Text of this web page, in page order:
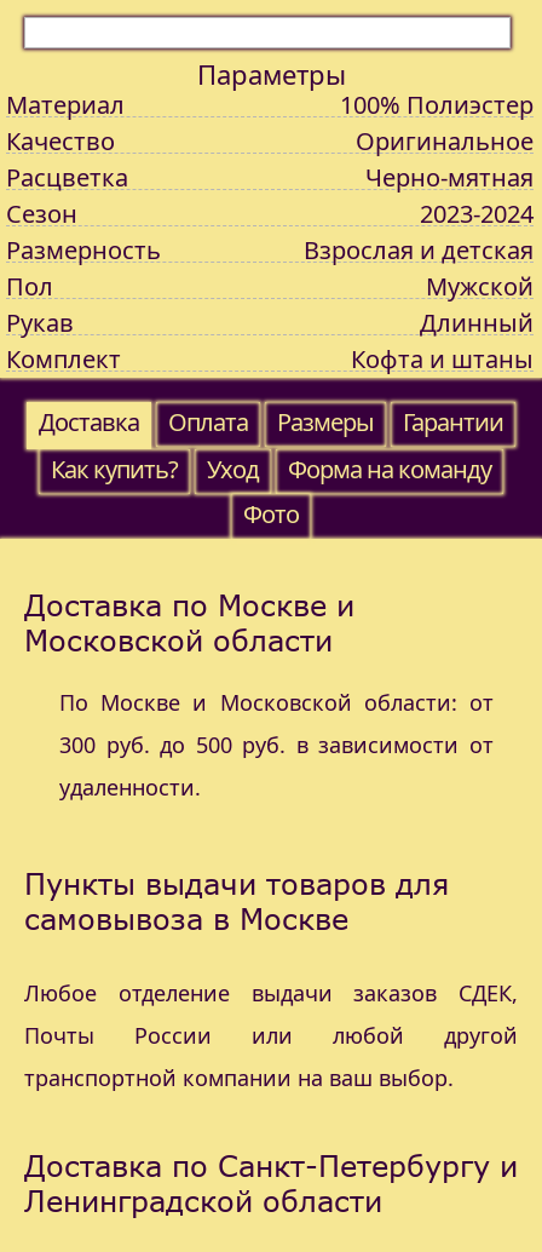
Параметры
Материал
100% Полиэстер
Качество
Оригинальное
Расцветка
Черно-мятная
Сезон
2023-2024
Размерность
Взрослая и детская
Пол
Мужской
Рукав
Длинный
Комплект
Кофта и штаны
Доставка
Оплата Размеры
Гарантии
Как купить?
Уход
Форма на команду
Фото
Доставка по Москве и
Московской области
По Москве и Московской области: от
300 руб. до 500 руб. в зависимости от
удаленности.
Пункты выдачи товаров для
самовывоза в Москве
Любое отделение выдачи заказов СДЕК,
Почты России или любой другой
транспортной компании на ваш выбор.
Доставка по Санкт-Петербургу и
Ленинградской области